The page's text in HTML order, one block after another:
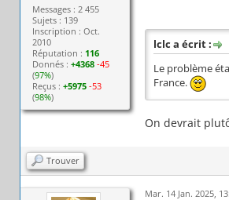
Messages : 2 455
Sujets : 139
Inscription : Oct.
2010
Réputation : 116
Donnés :+4368 -45
(97%)
Reçus :+5975 -53
(98%)
lclc a écrit :
Le problème
France.
On devrait
Trouver
Mar. 14 Jan. 2025,